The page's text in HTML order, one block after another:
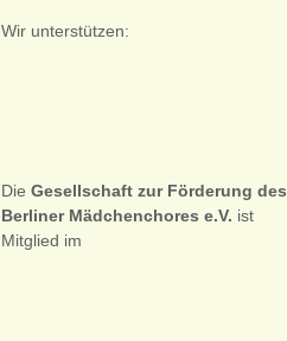
Wir unterstützen:
DieGesellschaft zur Förderung des
Berliner Mädchenchores e.V. ist
Mitglied im